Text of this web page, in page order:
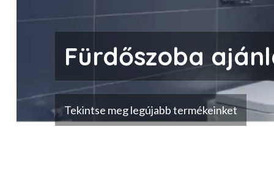
Fürdőszoba
Tekintse meg legújabb termékeinket